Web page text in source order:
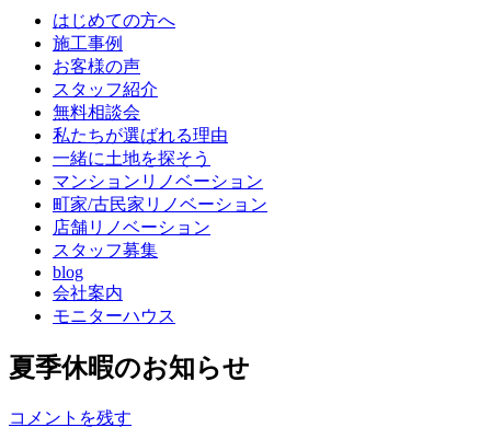
はじめての方へ
施工事例
お客様の声
スタッフ紹介
無料相談会
私たちが選ばれる理由
一緒に土地を探そう
マンションリノベーション
町家/古民家リノベーション
店舗リノベーション
スタッフ募集
blog
会社案内
モニターハウス
夏季休暇のお知らせ
コメントを残す